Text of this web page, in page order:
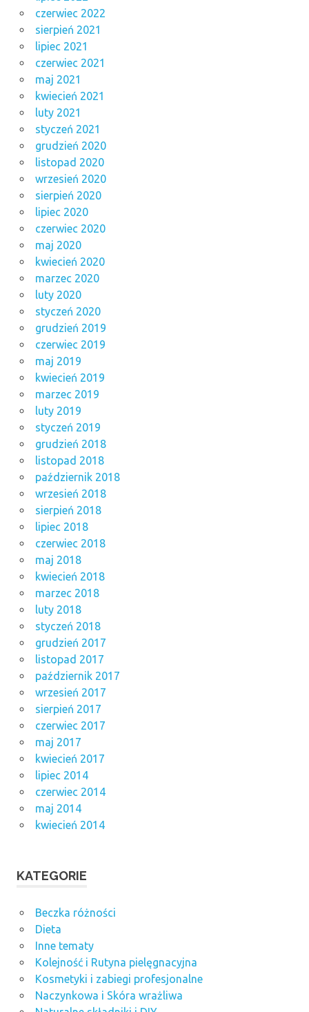
czerwiec 2022
sierpień 2021
lipiec 2021
czerwiec 2021
maj 2021
kwiecień 2021
luty 2021
styczeń 2021
grudzień 2020
listopad 2020
wrzesień 2020
sierpień 2020
lipiec 2020
czerwiec 2020
maj 2020
kwiecień 2020
marzec 2020
luty 2020
styczeń 2020
grudzień 2019
czerwiec 2019
maj 2019
kwiecień 2019
marzec 2019
luty 2019
styczeń 2019
grudzień 2018
listopad 2018
październik 2018
wrzesień 2018
sierpień 2018
lipiec 2018
czerwiec 2018
maj 2018
kwiecień 2018
marzec 2018
luty 2018
styczeń 2018
grudzień 2017
listopad 2017
październik 2017
wrzesień 2017
sierpień 2017
czerwiec 2017
maj 2017
kwiecień 2017
lipiec 2014
czerwiec 2014
maj 2014
kwiecień 2014
KATEGORIE
Beczka różności
Dieta
Inne tematy
Kolejność i Rutyna pielęgnacyjna
Kosmetyki i zabiegi profesjonalne
Naczynkowa i Skóra wrażliwa